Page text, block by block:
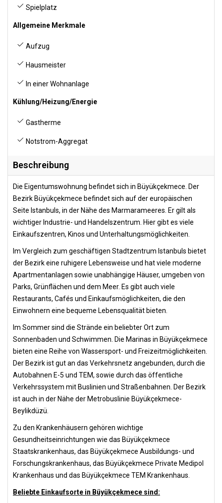
Spielplatz
Allgemeine Merkmale
Aufzug
Hausmeister
In einer Wohnanlage
Kühlung/Heizung/Energie
Gastherme
Notstrom-Aggregat
Beschreibung
Die Eigentumswohnung befindet sich in Büyükçekmece. Der
Bezirk Büyükçekmece befindet sich auf der europäischen
Seite Istanbuls, in der Nähe des Marmarameeres. Er gilt als
wichtiger Industrie- und Handelszentrum. Hier gibt es viele
Einkaufszentren, Kinos und Unterhaltungsmöglichkeiten.
Im Vergleich zum geschäftigen Stadtzentrum Istanbuls bietet
der Bezirk eine ruhigere Lebensweise und hat viele moderne
Apartmentanlagen sowie unabhängige Häuser, umgeben von
Parks, Grünflächen und dem Meer. Es gibt auch viele
Restaurants, Cafés und Einkaufsmöglichkeiten, die den
Einwohnern eine bequeme Lebensqualität bieten.
Im Sommer sind die Strände ein beliebter Ort zum
Sonnenbaden und Schwimmen. Die Marinas in Büyükçekmece
bieten eine Reihe von Wassersport- und Freizeitmöglichkeiten.
Der Bezirk ist gut an das Verkehrsnetz angebunden, durch die
Autobahnen E-5 und TEM, sowie durch das öffentliche
Verkehrssystem mit Buslinien und Straßenbahnen. Der Bezirk
ist auch in der Nähe der Metrobuslinie Büyükçekmece-
Beylikdüzü.
Zu den Krankenhäusern gehören wichtige
Gesundheitseinrichtungen wie das Büyükçekmece
Staatskrankenhaus, das Büyükçekmece Ausbildungs- und
Forschungskrankenhaus, das Büyükçekmece Private Medipol
Krankenhaus und das Büyükçekmece TEM Krankenhaus.
Beliebte Einkaufsorte in Büyükçekmece sind: